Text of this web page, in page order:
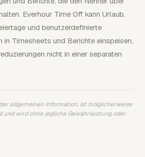
Everhour Time Off kann Urlaub,
und benutzerdefinierte
in Timesheets und Berichte einspeisen,
nicht in einer separaten
allgemeinen Information, ist möglicherweise
und wird ohne jegliche Gewährleistung oder